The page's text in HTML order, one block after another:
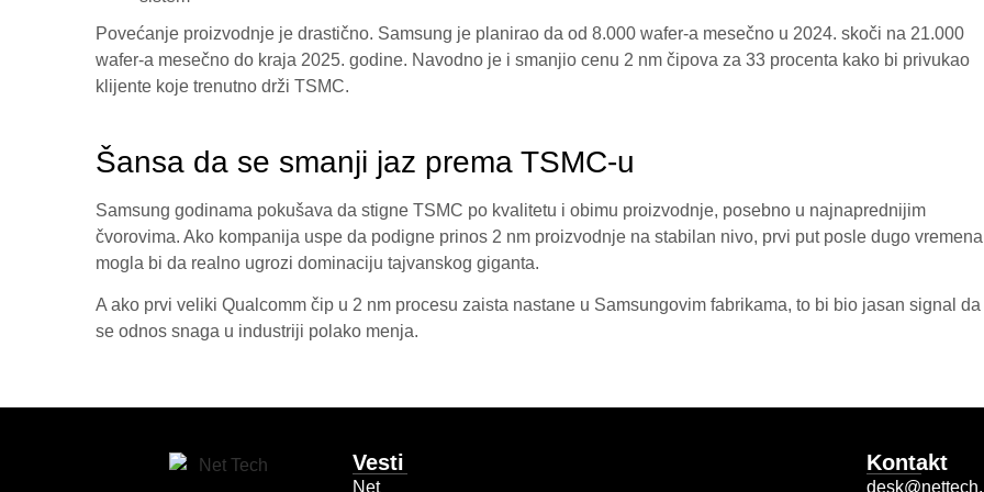
Povećanje proizvodnje je drastično. Samsung je planirao da od 8.000 wafer-a mesečno u 2024. skoči na 21.000
wafer-a mesečno do kraja 2025. godine. Navodno je i smanjio cenu 2 nm čipova za 33 procenta kako bi privukao
klijente koje trenutno drži TSMC.
Šansa da se smanji jaz prema TSMC-u
Samsung godinama pokušava da stigne TSMC po kvalitetu i obimu proizvodnje, posebno u najnaprednijim
čvorovima. Ako kompanija uspe da podigne prinos 2 nm proizvodnje na stabilan nivo, prvi put posle dugo vremena
mogla bi da realno ugrozi dominaciju tajvanskog giganta.
A ako prvi veliki Qualcomm čip u 2 nm procesu zaista nastane u Samsungovim fabrikama, to bi bio jasan signal da
se odnos snaga u industriji polako menja.
Vesti
Net
Kontakt